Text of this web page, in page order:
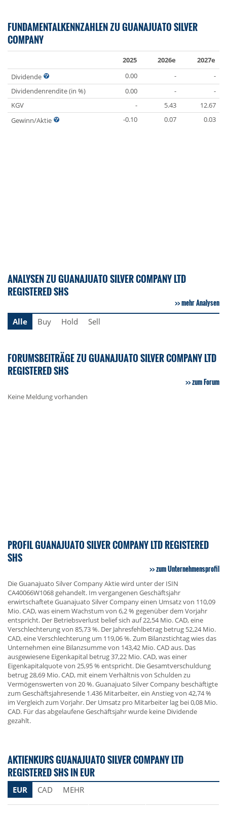
FUNDAMENTALKENNZAHLEN ZU GUANAJUATO SILVER
COMPANY
2025 2026e
2027e
Dividende
0.00 -
-
Dividendenrendite (in %)
0.00 -
-
KGV
- 5.43
12.67
Gewinn/Aktie
-0.10 0.07 0.03
ANALYSEN ZU GUANAJUATO SILVER COMPANY LTD
REGISTERED SHS
mehr Analysen
Alle
Buy Hold Sell
FORUMSBEITRÄGE ZU GUANAJUATO SILVER COMPANY LTD
REGISTERED SHS
zum Forum
Keine Meldung vorhanden
PROFIL GUANAJUATO SILVER COMPANY LTD REGISTERED
SHS
zum Unternehmensprofil
Die Guanajuato Silver Company Aktie wird unter der ISIN
CA40066W1068 gehandelt. Im vergangenen Geschäftsjahr
erwirtschaftete Guanajuato Silver Company einen Umsatz von 110,09
Mio. CAD, was einem Wachstum von 6,2 % gegenüber dem Vorjahr
entspricht. Der Betriebsverlust belief sich auf 22,54 Mio. CAD, eine
Verschlechterung von 85,73 %. Der Jahresfehlbetrag betrug 52,24 Mio.
CAD, eine Verschlechterung um 119,06 %. Zum Bilanzstichtag wies das
Unternehmen eine Bilanzsumme von 143,42 Mio. CAD aus. Das
ausgewiesene Eigenkapital betrug 37,22 Mio. CAD, was einer
Eigenkapitalquote von 25,95 % entspricht. Die Gesamtverschuldung
betrug 28,69 Mio. CAD, mit einem Verhältnis von Schulden zu
Vermögenswerten von 20 %. Guanajuato Silver Company beschäftigte
zum Geschäftsjahresende 1.436 Mitarbeiter, ein Anstieg von 42,74 %
im Vergleich zum Vorjahr. Der Umsatz pro Mitarbeiter lag bei 0,08 Mio.
CAD. Für das abgelaufene Geschäftsjahr wurde keine Dividende
gezahlt.
AKTIENKURS GUANAJUATO SILVER COMPANY LTD
REGISTERED SHS IN EUR
EUR CAD MEHR